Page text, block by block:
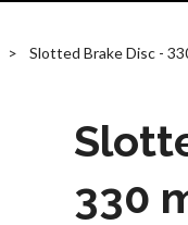
Slotted Brake Disc -
330